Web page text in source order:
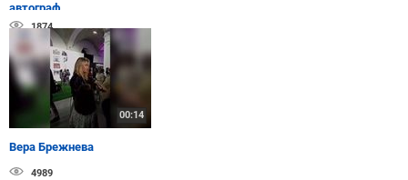
автограф
1874
00:14
Вера Брежнева
4989